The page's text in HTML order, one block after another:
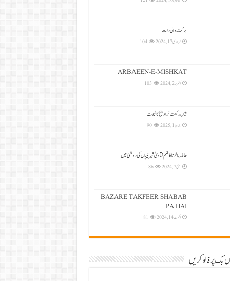
بركت والی رات
فروری 17, 2024 104
ARBAEEN-E-MISHKAT
اکتوبر 2, 2024 103
بیس رکعت تراویح کا ثبوت
مارچ 1, 2025 90
حاملہ بالزنا کا حکم فتاویٰ شیرنیپال کی روشنی میں
مئی 7, 2024 86
BAZARE TAKFEER SHABAB
PA HAI
اگست 14, 2024 81
بک پر فالو کریں